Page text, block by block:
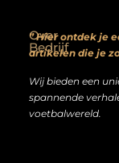
Over
Bedrijf
” Hier ontdek je
artikelen die je
Wij bieden een
spannende
voetbalwereld.